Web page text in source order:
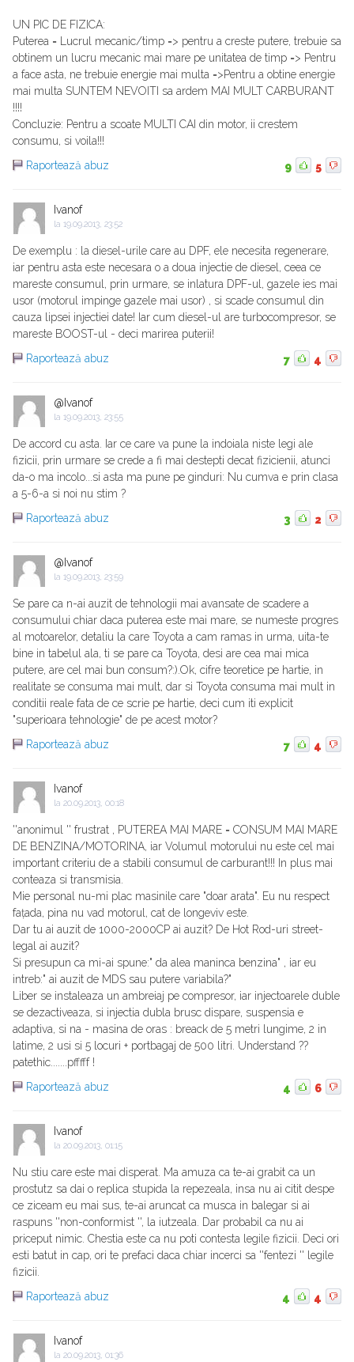
UN PIC DE FIZICA:
Puterea = Lucrul mecanic/timp => pentru a creste putere, trebuie sa
obtinem un lucru mecanic mai mare pe unitatea de timp => Pentru
a face asta, ne trebuie energie mai multa =>Pentru a obtine energie
mai multa SUNTEM NEVOITI sa ardem MAI MULT CARBURANT
!!!!
Concluzie: Pentru a scoate MULTI CAI din motor, ii crestem
consumu, si voila!!!
Raportează abuz
9 5
Ivanof
la 19.09.2013, 23:52
De exemplu : la diesel-urile care au DPF, ele necesita regenerare,
iar pentru asta este necesara o a doua injectie de diesel, ceea ce
mareste consumul, prin urmare, se inlatura DPF-ul, gazele ies mai
usor (motorul impinge gazele mai usor) , si scade consumul din
cauza lipsei injectiei date! Iar cum diesel-ul are turbocompresor, se
mareste BOOST-ul - deci marirea puterii!
Raportează abuz
7 4
@Ivanof
la 19.09.2013, 23:55
De accord cu asta. Iar ce care va pune la indoiala niste legi ale
fizicii, prin urmare se crede a fi mai destepti decat fizicienii, atunci
da-o ma incolo...si asta ma pune pe ginduri: Nu cumva e prin clasa
a 5-6-a si noi nu stim ?
Raportează abuz
3 2
@Ivanof
la 19.09.2013, 23:59
Se pare ca n-ai auzit de tehnologii mai avansate de scadere a
consumului chiar daca puterea este mai mare, se numeste progres
al motoarelor, detaliu la care Toyota a cam ramas in urma, uita-te
bine in tabelul ala, ti se pare ca Toyota, desi are cea mai mica
putere, are cel mai bun consum?:).Ok, cifre teoretice pe hartie, in
realitate se consuma mai mult, dar si Toyota consuma mai mult in
conditii reale fata de ce scrie pe hartie, deci cum iti explicit
"superioara tehnologie" de pe acest motor?
Raportează abuz
7 4
Ivanof
la 20.09.2013, 00:18
''anonimul '' frustrat , PUTEREA MAI MARE = CONSUM MAI MARE
DE BENZINA/MOTORINA, iar Volumul motorului nu este cel mai
important criteriu de a stabili consumul de carburant!!! In plus mai
conteaza si transmisia.
Mie personal nu-mi plac masinile care "doar arata". Eu nu respect
fațada, pina nu vad motorul, cat de longeviv este.
Dar tu ai auzit de 1000-2000CP ai auzit? De Hot Rod-uri street-
legal ai auzit?
Si presupun ca mi-ai spune:" da alea maninca benzina" , iar eu
intreb:" ai auzit de MDS sau putere variabila?"
Liber se instaleaza un ambreiaj pe compresor, iar injectoarele duble
se dezactiveaza, si injectia dubla brusc dispare, suspensia e
adaptiva, si na - masina de oras : breack de 5 metri lungime, 2 in
latime, 2 usi si 5 locuri + portbagaj de 500 litri. Understand ??
patethic.......pfffff !
Raportează abuz
4 6
Ivanof
la 20.09.2013, 01:15
Nu stiu care este mai disperat. Ma amuza ca te-ai grabit ca un
prostutz sa dai o replica stupida la repezeala, insa nu ai citit despe
ce ziceam eu mai sus, te-ai aruncat ca musca in balegar si ai
raspuns ''non-conformist '', la iutzeala. Dar probabil ca nu ai
priceput nimic. Chestia este ca nu poti contesta legile fizicii. Deci ori
esti batut in cap, ori te prefaci daca chiar incerci sa ''fentezi '' legile
fizicii.
Raportează abuz
4 4
Ivanof
la 20.09.2013, 01:36